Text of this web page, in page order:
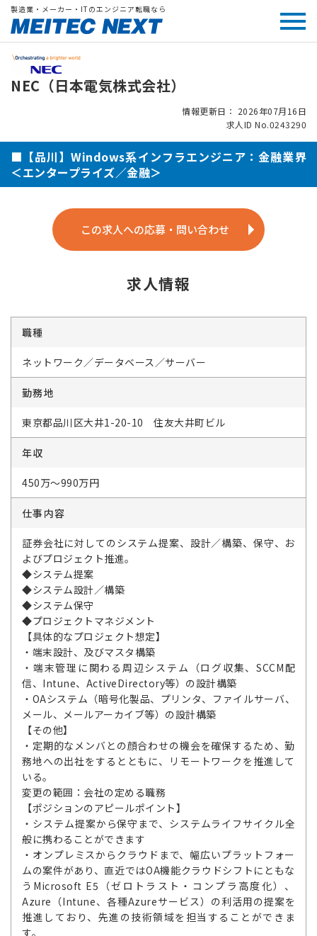
製造業・メーカー・ITのエンジニア転職なら
NEC（日本電気株式会社）
情報更新日： 2026年07月16日
求人ID No.0243290
■【品川】Windows系インフラエンジニア：金融業界
＜エンタープライズ／金融＞
この求人への応募・問い合わせ
求人情報
職種
ネットワーク／データベース／サーバー
勤務地
東京都品川区大井1-20-10 住友大井町ビル
年収
450万～990万円
仕事内容
証券会社に対してのシステム提案、設計／構築、保守、お
よびプロジェクト推進。
◆システム提案
◆システム設計／構築
◆システム保守
◆プロジェクトマネジメント
【具体的なプロジェクト想定】
・端末設計、及びマスタ構築
・端末管理に関わる周辺システム（ログ収集、SCCM配
信、Intune、ActiveDirectory等）の設計構築
・OAシステム（暗号化製品、プリンタ、ファイルサーバ、
メール、メールアーカイブ等）の設計構築
【その他】
・定期的なメンバとの顔合わせの機会を確保するため、勤
務地への出社をするとともに、リモートワークを推進して
いる。
変更の範囲：会社の定める職務
【ポジションのアピールポイント】
・システム提案から保守まで、システムライフサイクル全
般に携わることができます
・オンプレミスからクラウドまで、幅広いプラットフォー
ムの案件があり、直近ではOA機能クラウドシフトにともな
うMicrosoft E5（ゼロトラスト・コンプラ高度化）、
Azure（Intune、各種Azureサービス）の利活用の提案を
推進しており、先進の技術領域を担当することができま
す。